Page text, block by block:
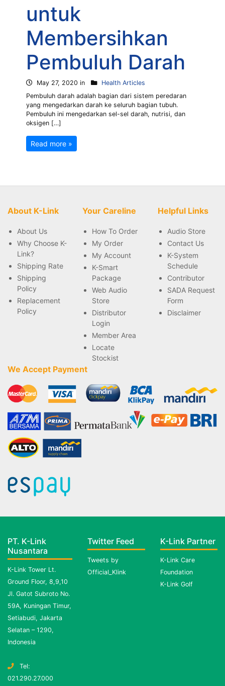
untuk
Membersihkan
Pembuluh Darah
May 27, 2020 in
Health Articles
Pembuluh darah adalah bagian dari sistem peredaran
yang mengedarkan darah ke seluruh bagian tubuh.
Pembuluh ini mengedarkan sel-sel darah, nutrisi, dan
oksigen […]
Read more »
About K-Link
About Us
Why Choose K-
Link?
Shipping Rate
Shipping
Policy
Replacement
Policy
Your Careline
How To Order
My Order
My Account
K-Smart
Package
Web Audio
Store
Distributor
Login
Member Area
Locate
Stockist
Helpful Links
Audio Store
Contact Us
K-System
Schedule
Contributor
SADA Request
Form
Disclaimer
We Accept Payment
PT. K-Link
Nusantara
K-Link Tower Lt.
Ground Floor, 8,9,10
Jl. Gatot Subroto No.
59A, Kuningan Timur,
Setiabudi, Jakarta
Selatan – 1290,
Indonesia
Tel:
021.290.27.000
Twitter Feed
Tweets by
Official_Klink
K-Link Partner
K-Link Care
Foundation
K-Link Golf